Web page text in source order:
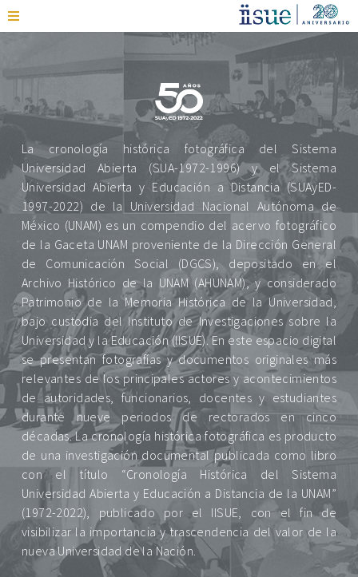
La cronología histórica fotográfica del Sistema
Universidad Abierta (SUA-1972-1996) y el Sistema
Universidad Abierta y Educación a Distancia (SUAyED-
1997-2022) de la Universidad Nacional Autónoma de
México (UNAM) es un compendio del acervo fotográfico
de la Gaceta UNAM proveniente de la Dirección General
de Comunicación Social (DGCS), depositado en el
Archivo Histórico de la UNAM (AHUNAM), y considerado
Patrimonio de la Memoria Histórica de la Universidad,
bajo custodia del Instituto de Investigaciones sobre la
Universidad y la Educación (IISUE). En este espacio digital
se presentan fotografías y documentos originales más
relevantes de los principales actores y acontecimientos
de autoridades, funcionarios, docentes y estudiantes
durante nueve periodos de rectorados en cinco
décadas. La cronología histórica fotográfica es producto
de una investigación documental publicada como libro
con el título “Cronología Histórica del Sistema
Universidad Abierta y Educación a Distancia de la UNAM”
(1972-2022), publicado por el IISUE, con el fin de
visibilizar la importancia y trascendencia del valor de la
nueva Universidad de la Nación.